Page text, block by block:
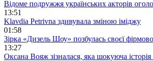
Відоме подружжя українських акторів
13:51
Klavdia Petrivna здивувала зміною іміджу
01:58
Зірка «Дизель Шоу» позбулась своєї
13:27
Оксана Вояж зізналася, яка шокуюча